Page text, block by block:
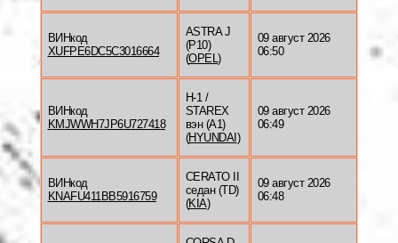
ВИНкод
XUFPE6DC5C3016664
ASTRA J
(P10)
(OPEL)
09 август 2026
06:50
ВИНкод
KMJWWH7JP6U727418
H-1 /
STAREX
вэн (A1)
(HYUNDAI )
09 август 2026
06:49
ВИНкод
KNAFU411BB5916759
CERATO II
седан (TD)
(KIA)
09 август 2026
06:48